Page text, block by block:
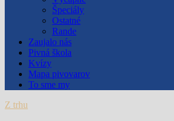
Špeciály
Ostatné
Rande
Zaujalo nás
Pivná škola
Kvízy
Mapa pivovarov
To sme my
Z trhu